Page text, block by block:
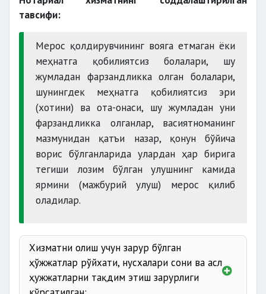
тавсифи:
Мерос қолдирувчининг вояга етмаган ёки
меҳнатга қобилиятсиз болалари, шу
жумладан фарзандликка олган болалари,
шунингдек меҳнатга қобилиятсиз эри
(хотини) ва ота-онаси, шу жумладан уни
фарзандликка олганлар, васиятноманинг
мазмунидан қатъи назар, қонун бўйича
ворис бўлганларида улардан ҳар бирига
тегиши лозим бўлган улушнинг камида
ярмини (мажбурий улуш) мерос қилиб
оладилар.
Хизматни олиш учун зарур бўлган
ҳўжжатлар рўйхати, нусхалари сони ва асл
ҳужжатларни тақдим этиш зарурлиги